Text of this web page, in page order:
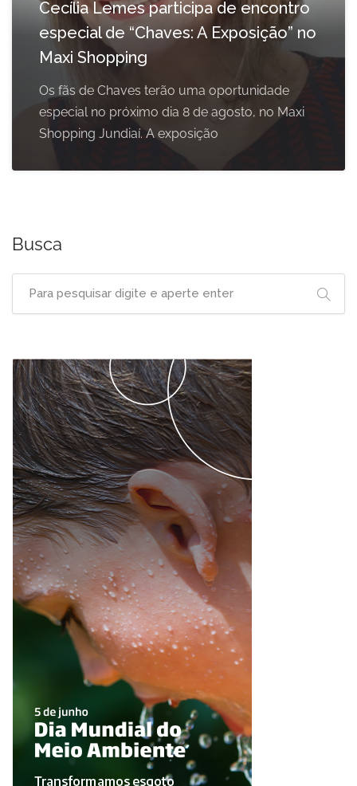
Cecília Lemes participa de encontro
especial de “Chaves: A Exposição” no
Maxi Shopping
Os fãs de Chaves terão uma oportunidade
especial no próximo dia 8 de agosto, no Maxi
Shopping Jundiaí. A exposição
Busca